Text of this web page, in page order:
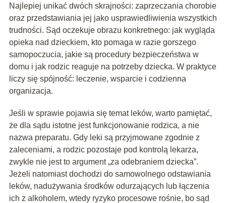
Najlepiej unikać dwóch skrajności: zaprzeczania chorobie
oraz przedstawiania jej jako usprawiedliwienia wszystkich
trudności. Sąd oczekuje obrazu konkretnego: jak wygląda
opieka nad dzieckiem, kto pomaga w razie gorszego
samopoczucia, jakie są procedury bezpieczeństwa w
domu i jak rodzic reaguje na potrzeby dziecka. W praktyce
liczy się spójność: leczenie, wsparcie i codzienna
organizacja.
Jeśli w sprawie pojawia się temat leków, warto pamiętać,
że dla sądu istotne jest funkcjonowanie rodzica, a nie
nazwa preparatu. Gdy leki są przyjmowane zgodnie z
zaleceniami, a rodzic pozostaje pod kontrolą lekarza,
zwykle nie jest to argument „za odebraniem dziecka”.
Jeżeli natomiast dochodzi do samowolnego odstawiania
leków, nadużywania środków odurzających lub łączenia
ich z alkoholem, wtedy ryzyko procesowe rośnie, bo sąd